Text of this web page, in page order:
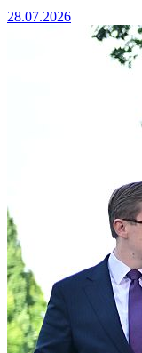
28.07.2026